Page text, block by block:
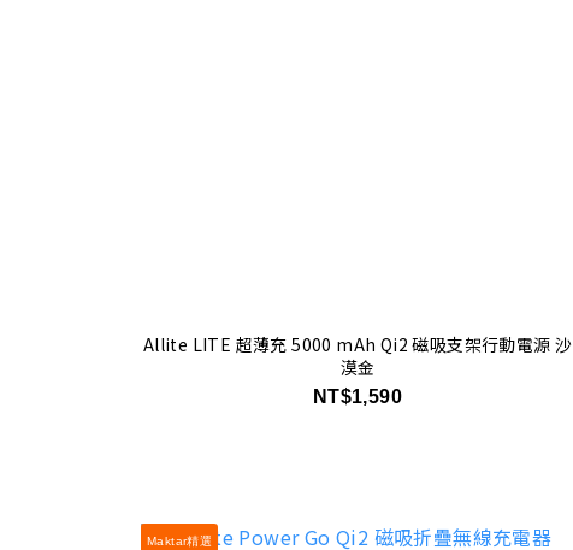
Allite LITE 超薄充 5000 mAh Qi2 磁吸支架行動電源 沙
漠金
NT$1,590
Maktar精選